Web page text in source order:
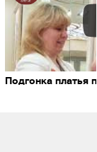
Подгонка платья